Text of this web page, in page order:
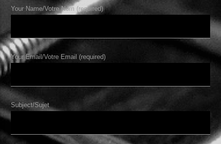
Your Name/Votre Nom (required)
Your Email/Votre Email (required)
Subject/Sujet